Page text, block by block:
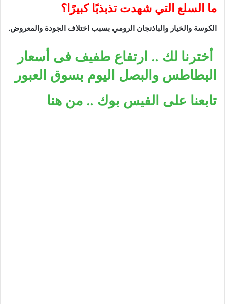
ما السلع التي شهدت تذبذبًا كبيرًا؟
الكوسة والخيار والباذنجان الرومي بسبب اختلاف الجودة والمعروض.
أخترنا لك .. ارتفاع طفيف فى أسعار
البطاطس والبصل اليوم بسوق العبور
تابعنا على الفيس بوك .. من هنا